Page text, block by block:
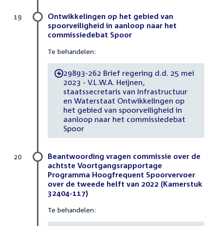
Ontwikkelingen op het gebied van
spoorveiligheid in aanloop naar het
commissiedebat Spoor
Te behandelen:
-29893-262 Brief regering d.d. 25 mei
2023 - V.L.W.A. Heijnen,
staatssecretaris van Infrastructuur
en Waterstaat Ontwikkelingen op
het gebied van spoorveiligheid in
aanloop naar het commissiedebat
Spoor
19
Beantwoording vragen commissie over de
achtste Voortgangsrapportage
Programma Hoogfrequent Spoorvervoer
over de tweede helft van 2022 (Kamerstuk
32404-117)
Te behandelen:
20